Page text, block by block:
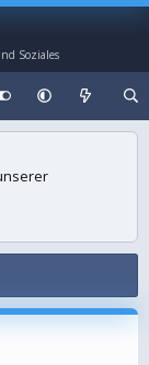
Soziales